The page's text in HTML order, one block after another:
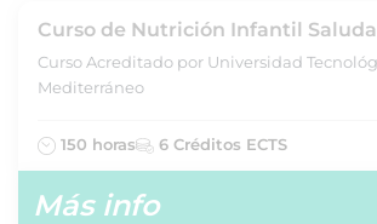
Curso de Nutrición Infantil
Curso Acreditado por Universidad
Mediterráneo
150 horas 6 Créditos ECTS
Más info